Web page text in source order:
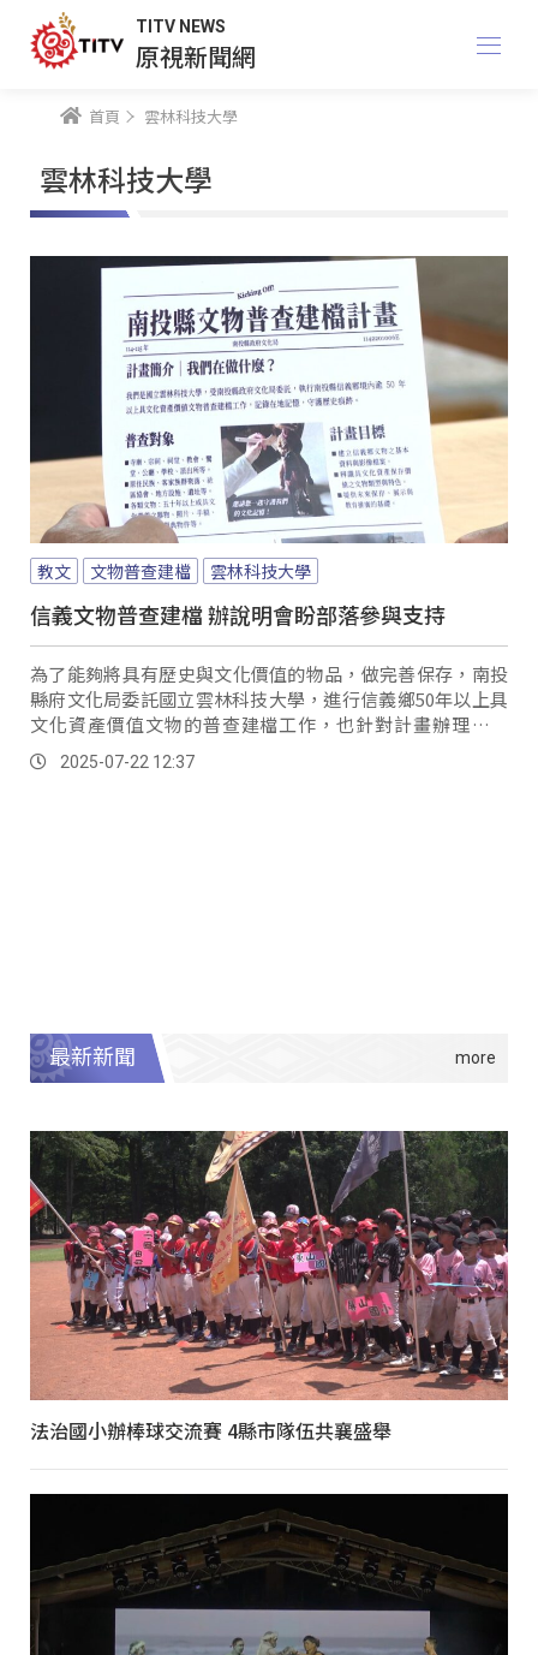
TITV NEWS
原視新聞網
首頁 雲林科技大學
雲林科技大學
教文 文物普查建檔 雲林科技大學
信義文物普查建檔 辦說明會盼部落參與支持
為了能夠將具有歷史與文化價值的物品，做完善保存，南投
縣府文化局委託國立雲林科技大學，進行信義鄉50年以上具
文化資產價值文物的普查建檔工作，也針對計畫辦理說明
會，介紹文物保存的工作內容，以及維護文物的重要性。
2025-07-22 12:37
最新新聞
法治國小辦棒球交流賽 4縣市隊伍共襄盛舉